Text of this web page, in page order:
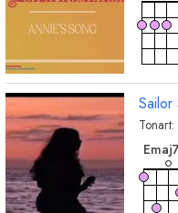
F#m
Sailor
Tonart:
Emaj7